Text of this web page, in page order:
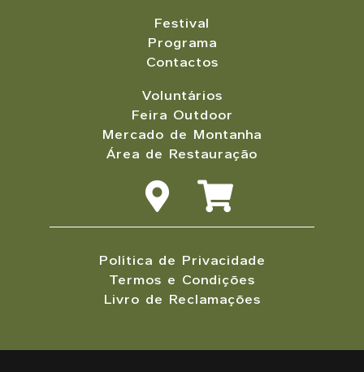
Festival
Programa
Contactos
Voluntários
Feira Outdoor
Mercado de Montanha
Área de Restauração
Política de Privacidade
Termos e Condições
Livro de Reclamações